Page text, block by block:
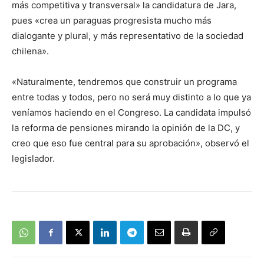
más competitiva y transversal» la candidatura de Jara,
pues «crea un paraguas progresista mucho más
dialogante y plural, y más representativo de la sociedad
chilena».
«Naturalmente, tendremos que construir un programa
entre todas y todos, pero no será muy distinto a lo que ya
veníamos haciendo en el Congreso. La candidata impulsó
la reforma de pensiones mirando la opinión de la DC, y
creo que eso fue central para su aprobación», observó el
legislador.